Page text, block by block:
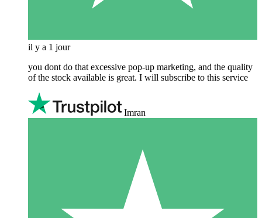
il y a 1 jour
you dont do that excessive pop-up marketing, and the quality
of the stock available is great. I will subscribe to this service
Imran